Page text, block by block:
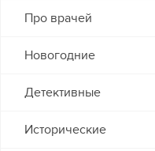
Про врачей
Новогодние
Детективные
Исторические